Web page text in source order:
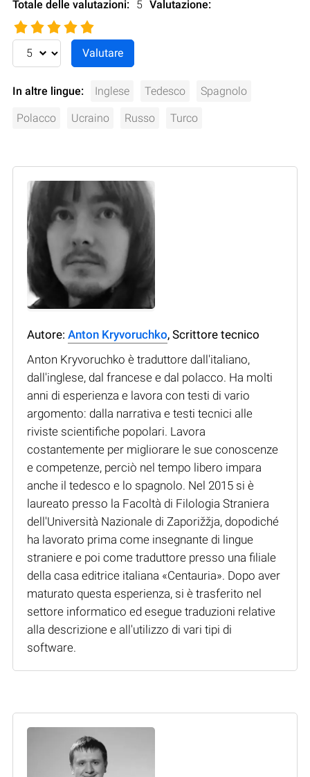
Totale delle valutazioni: 5 Valutazione:
In altre lingue: Inglese Tedesco Spagnolo
Polacco Ucraino Russo Turco
Autore: Anton Kryvoruchko, Scrittore tecnico
Anton Kryvoruchko è traduttore dall'italiano,
dall'inglese, dal francese e dal polacco. Ha molti
anni di esperienza e lavora con testi di vario
argomento: dalla narrativa e testi tecnici alle
riviste scientifiche popolari. Lavora
costantemente per migliorare le sue conoscenze
e competenze, perciò nel tempo libero impara
anche il tedesco e lo spagnolo. Nel 2015 si è
laureato presso la Facoltà di Filologia Straniera
dell'Università Nazionale di Zaporižžja, dopodiché
ha lavorato prima come insegnante di lingue
straniere e poi come traduttore presso una filiale
della casa editrice italiana «Centauria». Dopo aver
maturato questa esperienza, si è trasferito nel
settore informatico ed esegue traduzioni relative
alla descrizione e all'utilizzo di vari tipi di
software.